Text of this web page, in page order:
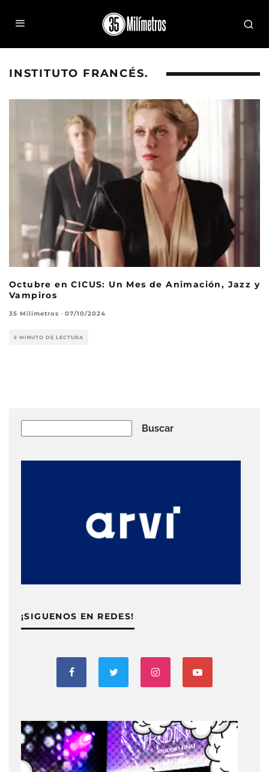
INSTITUTO FRANCÉS.
Octubre en CICUS: Un Mes de Animación, Jazz y
Vampiros
35 Milímetros · 07/10/2024
2 MINUTO DE LECTURA
Buscar
¡SIGUENOS EN REDES!